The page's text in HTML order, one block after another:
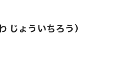
じょういちろう）